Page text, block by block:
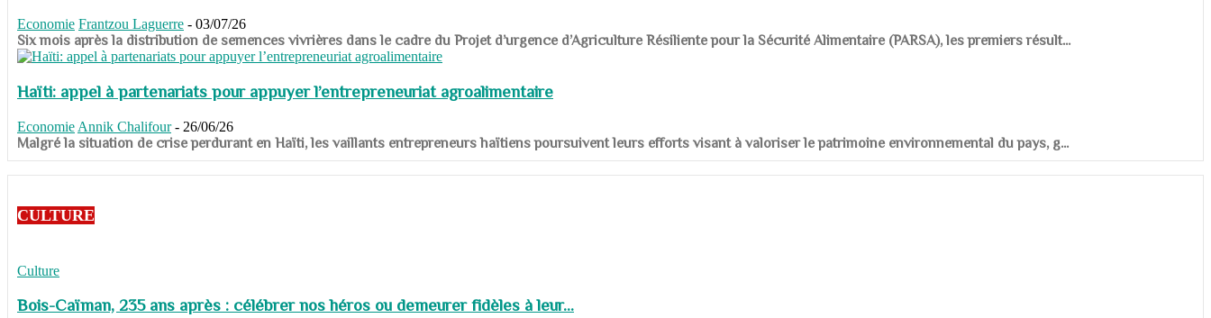
Economie Frantzou Laguerre - 03/07/26
​​​​​​​Six mois après la distribution de semences vivrières dans le cadre du Projet d’urgence d’Agriculture Résiliente pour la Sécurité Alimentaire (PARSA), les premiers résult...
Haïti: appel à partenariats pour appuyer l’entrepreneuriat agroalimentaire
Economie Annik Chalifour - 26/06/26
​​​​​​​Malgré la situation de crise perdurant en Haïti, les vaillants entrepreneurs haïtiens poursuivent leurs efforts visant à valoriser le patrimoine environnemental du pays, g...
CULTURE
Culture
Bois-Caïman, 235 ans après : célébrer nos héros ou demeurer fidèles à leur...